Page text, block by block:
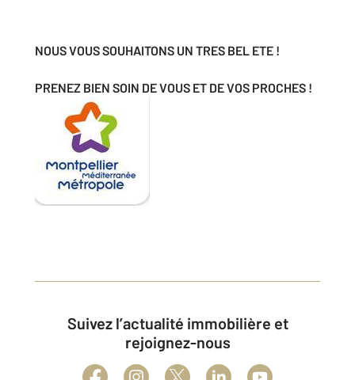
NOUS VOUS SOUHAITONS UN TRES BEL ETE !
PRENEZ BIEN SOIN DE VOUS ET DE VOS PROCHES !
Suivez l’actualité immobilière et
rejoignez-nous